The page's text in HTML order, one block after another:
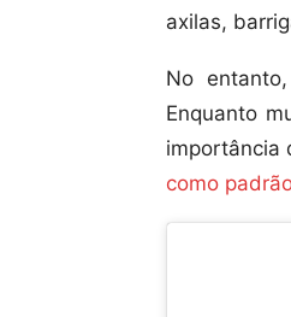
axilas,
No
Enquanto
importância
como